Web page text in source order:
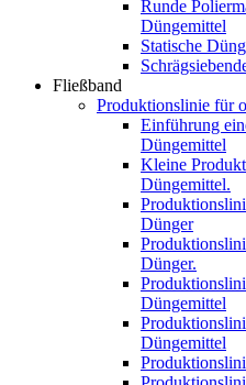
Runde
Düngemittel
Statische
Fließband
Produktionslinie für
Einführung
Düngemittel
Kleine
Düngemittel.
Dünger
Dünger.
Düngemittel
Düngemittel